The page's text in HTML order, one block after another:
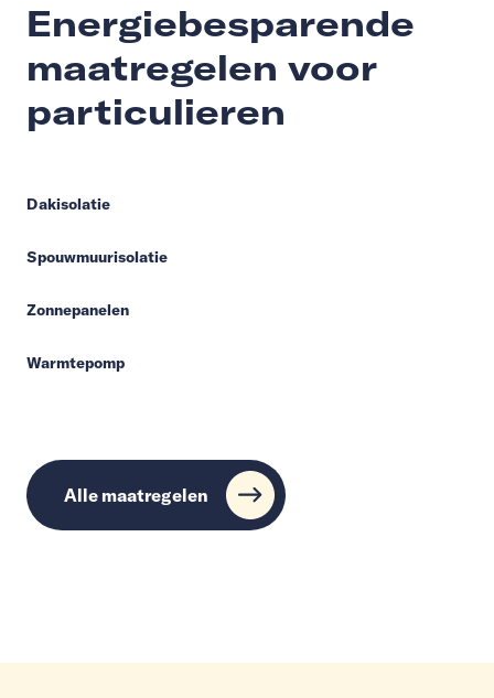
Energiebesparende
maatregelen voor
particulieren
Dakisolatie
Spouwmuurisolatie
Zonnepanelen
Warmtepomp
Alle maatregelen